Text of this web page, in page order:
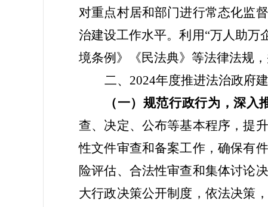
对重点村居和部门进行常态化监
治建设工作水平。利用“万人助万
境条例》《民法典》等法律法规，
二、 2024年度推进法治政府
（一）规范行政行为，深入
查、决定、公布等基本程序，提
性文件审查和备案工作，确保有
险评估、合法性审查和集体讨论
大行政决策公开制度，依法决策